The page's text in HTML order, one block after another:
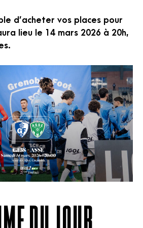
d’acheter vos places pour
lieu le 14 mars 2026 à 20h,